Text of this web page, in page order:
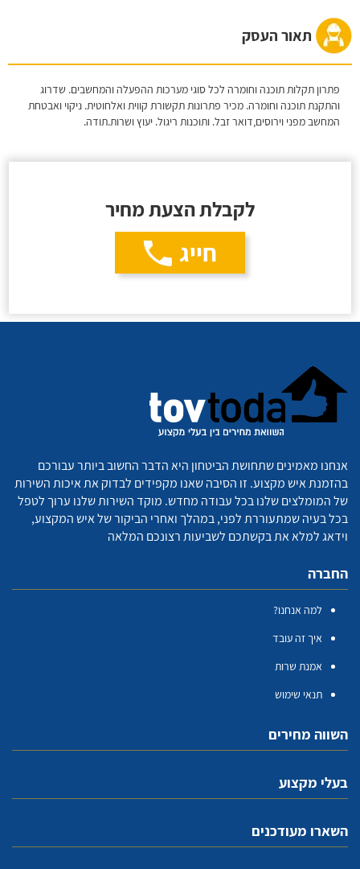
תאור העסק
פתרון תקלות תוכנה וחומרה לכל סוגי מערכות ההפעלה והמחשבים. שדרוג
והתקנת תוכנה וחומרה. מכיר פתרונות תקשורת קווית ואלחוטית. ניקוי ואבטחת
המחשב מפני וירוסים,דואר זבל. ותוכנות ריגול. יעוץ ושרות.תודה.
לקבלת הצעת מחיר
חייג
אנחנו מאמינים שתחושת הביטחון היא הדבר החשוב ביותר עבורכם
בהזמנת איש מקצוע. זו הסיבה שאנו מקפידים לבדוק את איכות השירות
של המומלצים שלנו בכל עבודה מחדש. מוקד השירות שלנו ערוך לטפל
בכל בעיה שמתעוררת לפני, במהלך ואחרי הביקור של איש המקצוע,
וידאג למלא את בקשתכם לשביעות רצונכם המלאה
החברה
למה אנחנו?
איך זה עובד
אמנת שרות
תנאי שימוש
השווה מחירים
בעלי מקצוע
השארו מעודכנים